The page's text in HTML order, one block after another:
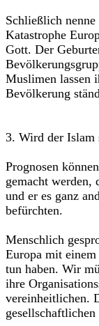
Schließlich
Katastrophe
Gott. Der
Muslimen lassen
Bevölkerung
3. Wird der Islam
Prognosen
gemacht
und er es ganz
befürchten.
Menschlich
Europa mit einem
tun haben. Wir
ihre
vereinheitlichen.